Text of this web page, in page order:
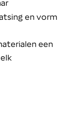
en vorm
een